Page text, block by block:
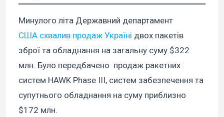
Минулого літа Державний департамент
США схвалив продаж Україні двох пакетів
зброї та обладнання на загальну суму $322
млн. Було передбачено продаж ракетних
систем HAWK Phase III, систем забезпечення та
супутнього обладнання на суму приблизно
$172 млн.